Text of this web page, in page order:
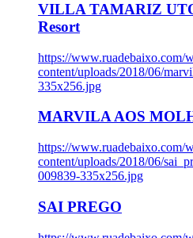
VILLA TAMARIZ
Resort
https://www.ruadebaixo.com/
content/uploads/2018/06/
335x256.jpg
MARVILA AOS
https://www.ruadebaixo.com/
content/uploads/2018/06/
009839-335x256.jpg
SAI PREGO